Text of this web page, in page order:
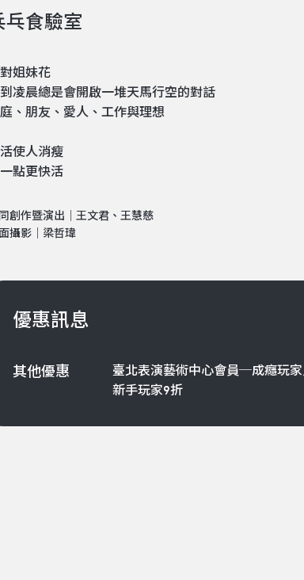
乓食驗室
姐妹花
凌晨總是會開啟一堆天馬行空的對話
、朋友、愛人、工作與理想
使人消瘦
點更快活
創作暨演出｜王文君、王慧慈
攝影｜梁哲瑋
優惠訊息
其他優惠
臺北表演藝術中心會員─成癮玩
新手玩家9折